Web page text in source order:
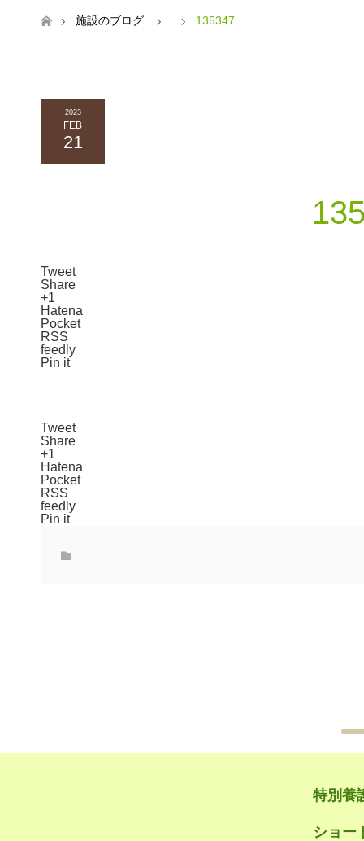
ホーム施設のブログ 135347
2023
FEB
21
Tweet
Share
+1
Hatena
Pocket
RSS
feedly
Pin it
Tweet
Share
+1
Hatena
Pocket
RSS
feedly
Pin it
特別養
ショー